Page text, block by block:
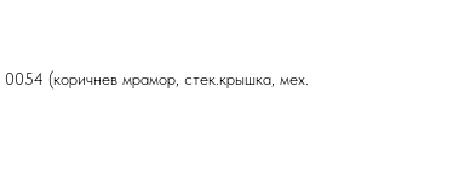
(коричнев мрамор, стек.крышка, мех.